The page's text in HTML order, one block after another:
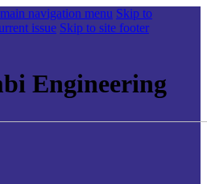
navigation menu Skip to
issue Skip to site footer
Engineering